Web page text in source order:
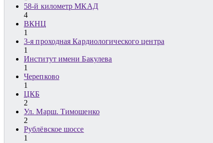
58-й километр МКАД
4
ВКНЦ
1
3-я проходная Кардиологического центра
1
Институт имени Бакулева
1
Черепково
1
ЦКБ
2
Ул. Марш. Тимошенко
2
Рублёвское шоссе
1